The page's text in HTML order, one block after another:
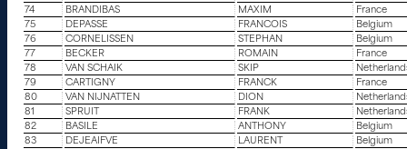
74
BRANDIBAS MAXIM
France
75
DEPASSE FRANCOIS
Belgium
76
CORNELISSEN STEPHAN
Belgium
77
BECKER ROMAIN
France
78
VAN SCHAIK SKIP
79
CARTIGNY FRANCK
France
80
VAN NIJNATTEN DION
81
SPRUIT FRANK
82
BASILE ANTHONY
Belgium
83
DEJEAIFVE LAURENT
Belgium